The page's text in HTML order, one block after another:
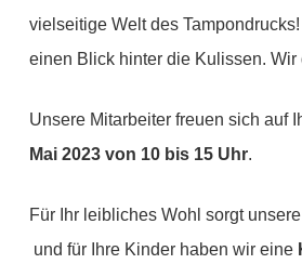
vielseitige Welt des
einen Blick hinter die Kulissen. Wir
Unsere Mitarbeiter freuen sich auf
Mai 2023 von 10 bis 15 Uhr.
Für Ihr leibliches Wohl sorgt unsere
und für Ihre Kinder haben wir eine